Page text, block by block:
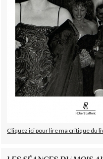
Cliquez ici pour lire ma critique du